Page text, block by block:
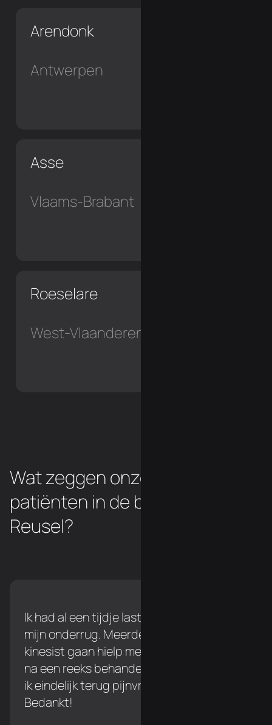
Arendonk
Antwerpen
Asse
Vlaams-Brabant
Roeselare
West-Vlaanderen
Wat zeggen onze chiropraxie
patiënten in de buurt van
Reusel?
Ik had al een tijdje last tijdens het lopen in
mijn onderrug. Meerdere keren naar een
kinesist gaan hielp me niet verder, maar
na een reeks behandelingen bij Simon ben
ik eindelijk terug pijnvrij tijdens het lopen!
Bedankt!